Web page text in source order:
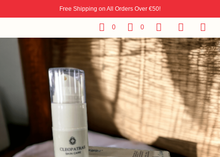
Free Shipping on All Orders Over €50!
0 0